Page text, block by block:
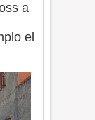
a
el